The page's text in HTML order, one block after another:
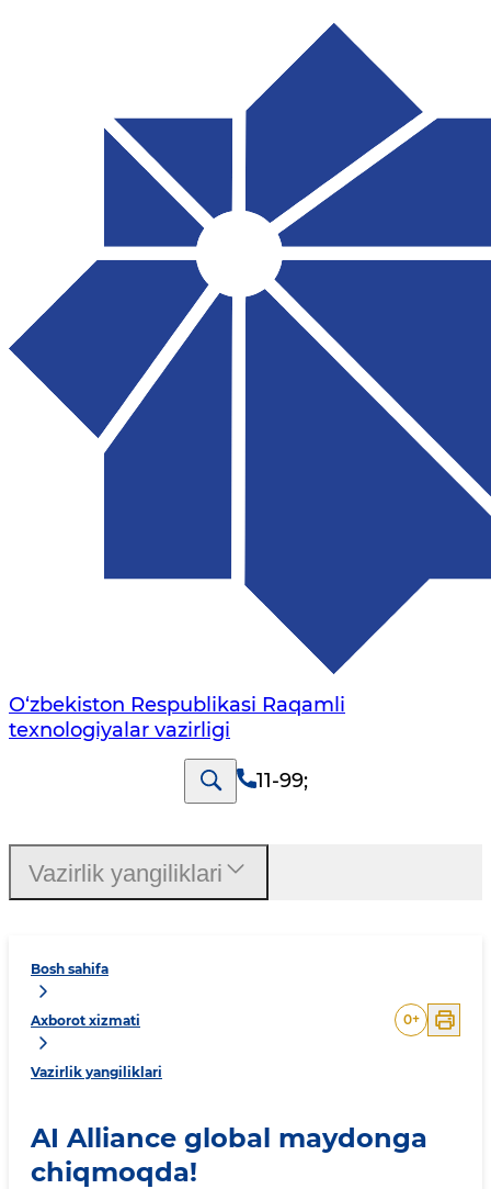
O‘zbekiston Respublikasi Raqamli
texnologiyalar vazirligi
11-99;
Bosh sahifa
Axborot xizmati
Vazirlik yangiliklari
0+
AI Alliance global maydonga
chiqmoqda!
Vazirlik yangiliklari